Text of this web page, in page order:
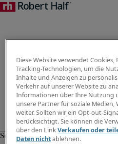
Diese Website verwendet Cookies,
Tracking-Technologien, um die
Inhalte und Anzeigen zu
Verkehr auf unserer Website zu
Informationen über Ihre Nutzung
unsere Partner für soziale Medien,
weiter. Sollten wir ein Opt-out-
berücksichtigt. Sie können die
über den LinkVerkaufen oder
Daten nichtablehnen.